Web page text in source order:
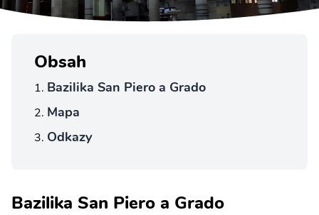
Obsah
Bazilika San Piero a Grado
Mapa
Odkazy
Bazilika San Piero a Grado